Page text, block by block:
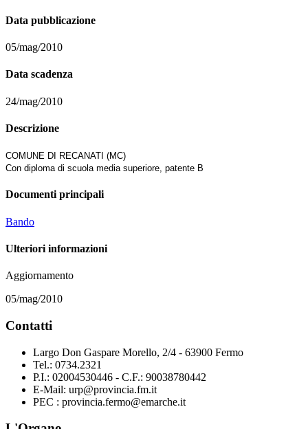
Data pubblicazione
05/mag/2010
Data scadenza
24/mag/2010
Descrizione
COMUNE DI RECANATI (MC)
Con diploma di scuola media superiore, patente B
Documenti principali
Bando
Ulteriori informazioni
Aggiornamento
05/mag/2010
Contatti
Largo Don Gaspare Morello, 2/4 - 63900 Fermo
Tel.: 0734.2321
P.I.: 02004530446 - C.F.: 90038780442
E-Mail: urp@provincia.fm.it
PEC : provincia.fermo@emarche.it